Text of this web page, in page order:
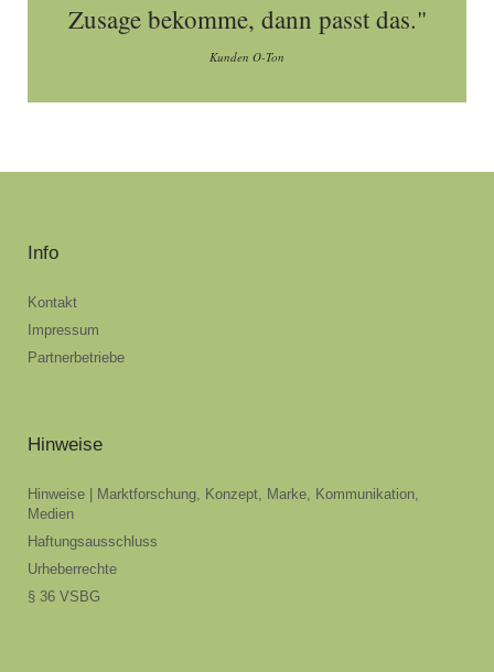
Zusage bekomme, dann passt das."
Kunden O-Ton
Info
Kontakt
Impressum
Partnerbetriebe
Hinweise
Hinweise | Marktforschung, Konzept, Marke, Kommunikation,
Medien
Haftungsausschluss
Urheberrechte
§ 36 VSBG